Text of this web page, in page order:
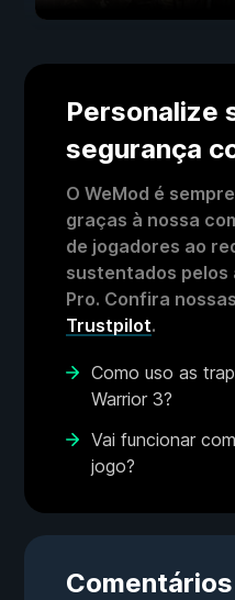
Personalize
segurança
O WeMod é
graças à nossa
de jogadores ao
sustentados pelos
Pro. Confira
Trustpilot.
Como uso as
Warrior 3?
Vai funcionar
jogo?
Comentários